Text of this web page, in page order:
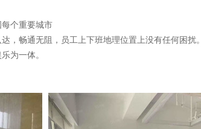
每个重要城市
，畅通无阻，员工上下班地理位置上没有任何困扰。
为一体。